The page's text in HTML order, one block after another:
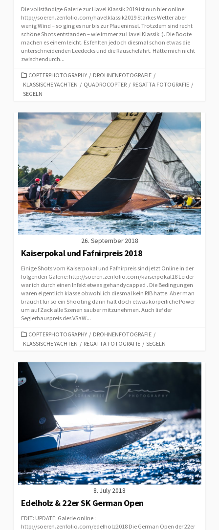
Die vollständige Galerie zur Havel Klassik 2019 ist nun hier online:
http://soeren.zenfolio.com/havelklassik2019 Starkes Wetter aber
wenig Wind – so ging es nur bis zur Pfaueninsel. Trotzdem sind recht
schöne Shots entstanden – wie immer zu Havel Klassik :). Die Boote
machen es einem leicht. Es fehlten jedoch diesmal schon etwas die
unterschneidenden Leedecks und die Rauschefahrt. Hätte mich nicht
zwischendurch...
CATEGORIES
COPTERPHOTOGRAPHY / DROHNENFOTOGRAFIE /
KLASSISCHE YACHTEN / QUADROCOPTER / REGATTA FOTOGRAFIE /
SEGELN
26. September 2018
Kaiserpokal und Fafnirpreis 2018
Einige Shots vom Kaiserpokal und Fafnirpreis sind jetzt Online in der
folgenden Galerie: http://soeren.zenfolio.com/kaiserpokal18 Leider
war ich durch einen Infekt etwas gehandycapped . Die Bedingungen
waren eigentlich klasse obwohl ich diesmal kein RIB hatte. Aber man
braucht für so ein Shooting dann halt doch etwas körperliche Power
um auf Zack alle Szenen sauber mitzunehmen. Auch lief der
Seglerhauspreis des VSaW...
CATEGORIES
COPTERPHOTOGRAPHY / DROHNENFOTOGRAFIE /
KLASSISCHE YACHTEN / REGATTA FOTOGRAFIE / SEGELN
8. July 2018
Edelholz & 22er SK German Open
EDIT: UPDATE: Galerie online :
http://soeren.zenfolio.com/edelholz2018 Die German Open der 22er